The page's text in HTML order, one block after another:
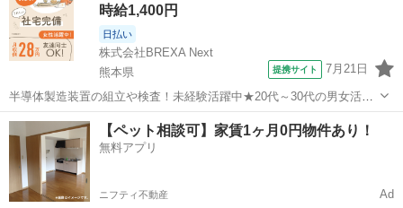
れ...
時給1,400円
日払い
株式会社BREXA Next
熊本県
提携サイト 7月21日
半導体製造装置の組立や検査！未経験活躍中★20代～30代の男女活躍
中★ワンルーム寮完備！赴任旅費会社負担！マイカー通勤OK！無料駐
車場あり！正社員登用あり！《熊本県菊池郡大津町》 人気の工場のお
仕事 ◇半導体製造装置の組立...
熊本 その他
【ペット相談可】家賃1ヶ月0円物件あり！
無料アプリ
ニフティ不動産 Ad